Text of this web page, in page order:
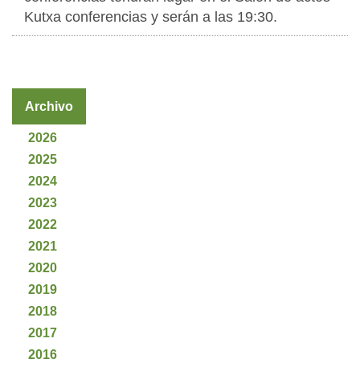
Kutxa conferencias y serán a las 19:30.
Archivo
2026
2025
2024
2023
2022
2021
2020
2019
2018
2017
2016